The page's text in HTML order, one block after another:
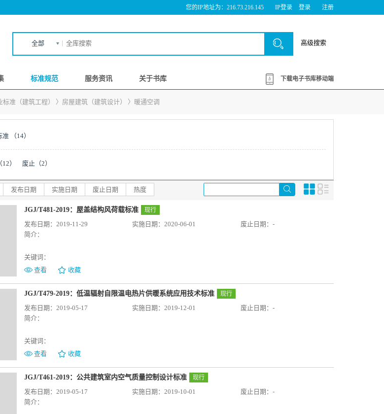
您的IP地址为：216.73.216.145 IP登录 登录 注册
全部 高级搜索
标准规范 服务资讯 关于书库 下载电子书库移动端
准（建筑工程） 〉 房屋建筑（建筑设计） 〉 暖通空调
准 （14）
（12） 废止 （2）
发布日期 实施日期 废止日期 热度
JGJ/T481-2019：屋盖结构风荷载标准 现行
发布日期：2019-11-29 实施日期：2020-06-01
废止日期：-
简介：
关键词：
查看
收藏
JGJ/T479-2019：低温辐射自限温电热片供暖系统应用技术标准 现行
发布日期：2019-05-17 实施日期：2019-12-01
废止日期：-
简介：
关键词：
查看
收藏
JGJ/T461-2019：公共建筑室内空气质量控制设计标准 现行
发布日期：2019-05-17 实施日期：2019-10-01
废止日期：-
简介：